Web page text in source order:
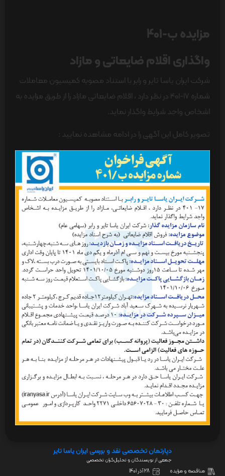
مزایده ب-401
واگذاری اقلام ضایعاتی و مازاد
شرکت ایران یاسا تایر و رابر با استناد مصوبه کمیسیون معاملات
شماره 17-401 در نظر دارد ، اقلام ضایعاتی مازاد را از طریق مزایده به
اشخاص واجد شرایط واگذار نماید.
تصویر کامل این آگهی را در ادامه مشاهده نمایید :
دپارتمان تخصصی نقد و بررسی ایران یاسا تایر
جمعی از نویسندگان و تحلیل‌گران تخصصی
مناقصه و مزایده 28 آذر 1401